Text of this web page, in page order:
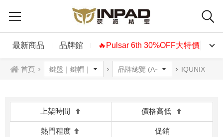
最新商品 品牌館 🔥Pulsar 6th 30%OFF大特價🔥
首頁 IQUNIX
上架時間 價格高低
熱門程度 促銷